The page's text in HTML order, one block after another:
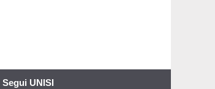
Segui UNISI